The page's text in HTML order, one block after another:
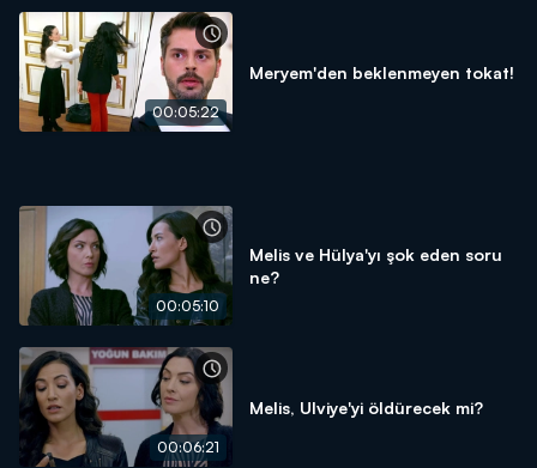
00:05:22
Meryem'den beklenmeyen tokat!
00:05:10
Melis ve Hülya'yı şok eden soru
ne?
00:06:21
Melis, Ulviye'yi öldürecek mi?